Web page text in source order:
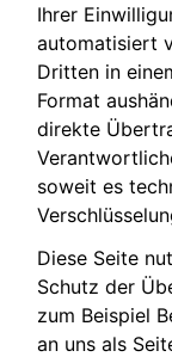
Ihrer
automatisiert
Dritten in
Format
direkte
soweit es
Diese Seite
Schutz der
zum Beispiel
an uns als